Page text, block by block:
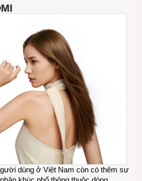
dùng ở Việt Nam còn có thêm sự